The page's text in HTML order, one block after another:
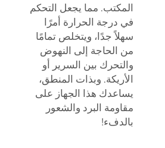
المكتب. مما يجعل التحكم
في درجة الحرارة أمرًا
سهلاً جدًا، ويتخلص تمامًا
من الحاجة إلى النهوض
والتحرك بين السرير أو
الأريكة. وبذات المنطق،
يساعدك هذا الجهاز على
مقاومة البرد والشعور
بالدفء!